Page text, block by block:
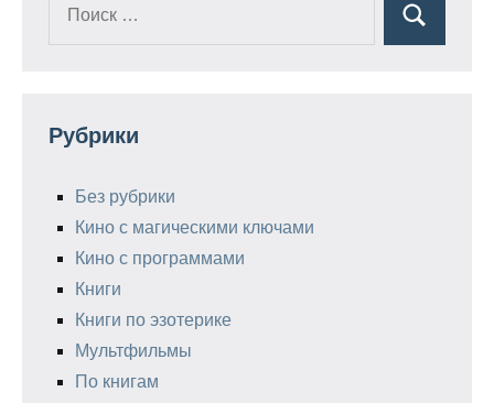
Поиск
Рубрики
Без рубрики
Кино с магическими ключами
Кино с программами
Книги
Книги по эзотерике
Мультфильмы
По книгам